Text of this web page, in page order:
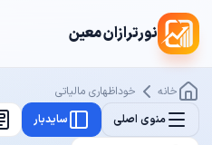
نورترازان معین
خانه
خوداظهاری مالیاتی
منوی اصلی
سایدبار